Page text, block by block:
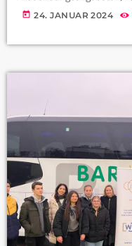
Überblick. Wenn ihr euch
today 24. JANUAR 2024